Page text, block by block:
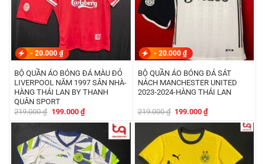
- 20.000 ₫
BỘ QUẦN ÁO BÓNG ĐÁ MÀU ĐỎ
LIVERPOOL NĂM 1997 SÂN NHÀ-
HÀNG THÁI LAN BY THANH
QUÂN SPORT
219.000₫ Giá
là:
219.000 ₫.
199.000 ₫Giá
hiện
tại
là:
199.000 ₫.
- 20.000 ₫
BỘ QUẦN ÁO BÓNG ĐÁ SÁT
NÁCH MANCHESTER UNITED
2023-2024-HÀNG THÁI LAN
219.000₫ Giá
là:
219.000 ₫.
199.000₫Giá
tại
là:
199.000 ₫.